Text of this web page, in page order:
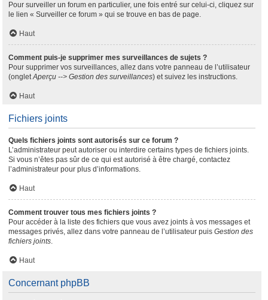
Pour surveiller un forum en particulier, une fois entré sur celui-ci, cliquez sur
le lien « Surveiller ce forum » qui se trouve en bas de page.
Haut
Comment puis-je supprimer mes surveillances de sujets ?
Pour supprimer vos surveillances, allez dans votre panneau de l’utilisateur
(ongletAperçu --> Gestion des surveillances) et suivez les instructions.
Haut
Fichiers joints
Quels fichiers joints sont autorisés sur ce forum ?
L’administrateur peut autoriser ou interdire certains types de fichiers joints.
Si vous n’êtes pas sûr de ce qui est autorisé à être chargé, contactez
l’administrateur pour plus d’informations.
Haut
Comment trouver tous mes fichiers joints ?
Pour accéder à la liste des fichiers que vous avez joints à vos messages et
messages privés, allez dans votre panneau de l’utilisateur puis Gestion des
fichiers joints.
Haut
Concernant phpBB